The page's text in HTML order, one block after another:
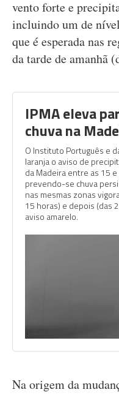
vento forte e
incluindo um de
que é esperada nas
da tarde de amanhã
IPMA eleva
chuva na
O Instituto Português e
laranja o aviso de
da Madeira entre as 15
prevendo-se chuva
nas mesmas zonas
15 horas) e depois (das
aviso amarelo.
Na origem da